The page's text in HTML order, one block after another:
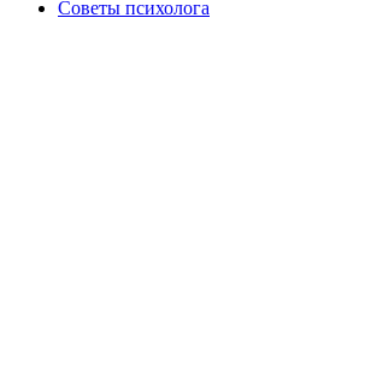
Советы психолога